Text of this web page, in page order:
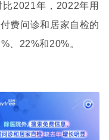
比2021年， 2022年用
费问诊和居家自检的
22%和20%。